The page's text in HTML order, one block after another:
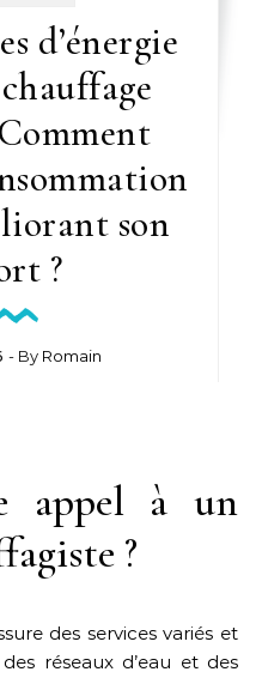
d’énergie
son
?
- By Romain
appel à un
?
des services variés et
réseaux d’eau et des